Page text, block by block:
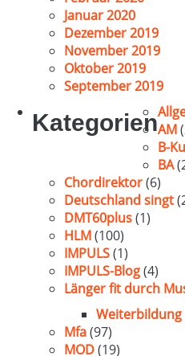
Januar 2020
Dezember 2019
November 2019
Oktober 2019
September 2019
KategorienAM
B-
BA
Chordirektor(6)
Deutschland singt
DMT60plus(1)
HLM(100)
IMPULS(1)
IMPULS-Blog(4)
Länger fit durch
Weiterbildung
Mfa(97)
MOD(19)